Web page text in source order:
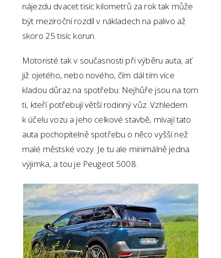
nájezdu dvacet tisíc kilometrů za rok tak může
být meziroční rozdíl v nákladech na palivo až
skoro 25 tisíc korun.
Motoristé tak v současnosti při výběru auta, ať
již ojetého, nebo nového, čím dál tím více
kladou důraz na spotřebu. Nejhůře jsou na tom
ti, kteří potřebují větší rodinný vůz. Vzhledem
k účelu vozu a jeho celkové stavbě, mívají tato
auta pochopitelně spotřebu o něco vyšší než
malé městské vozy. Je tu ale minimálně jedna
výjimka, a tou je Peugeot 5008.